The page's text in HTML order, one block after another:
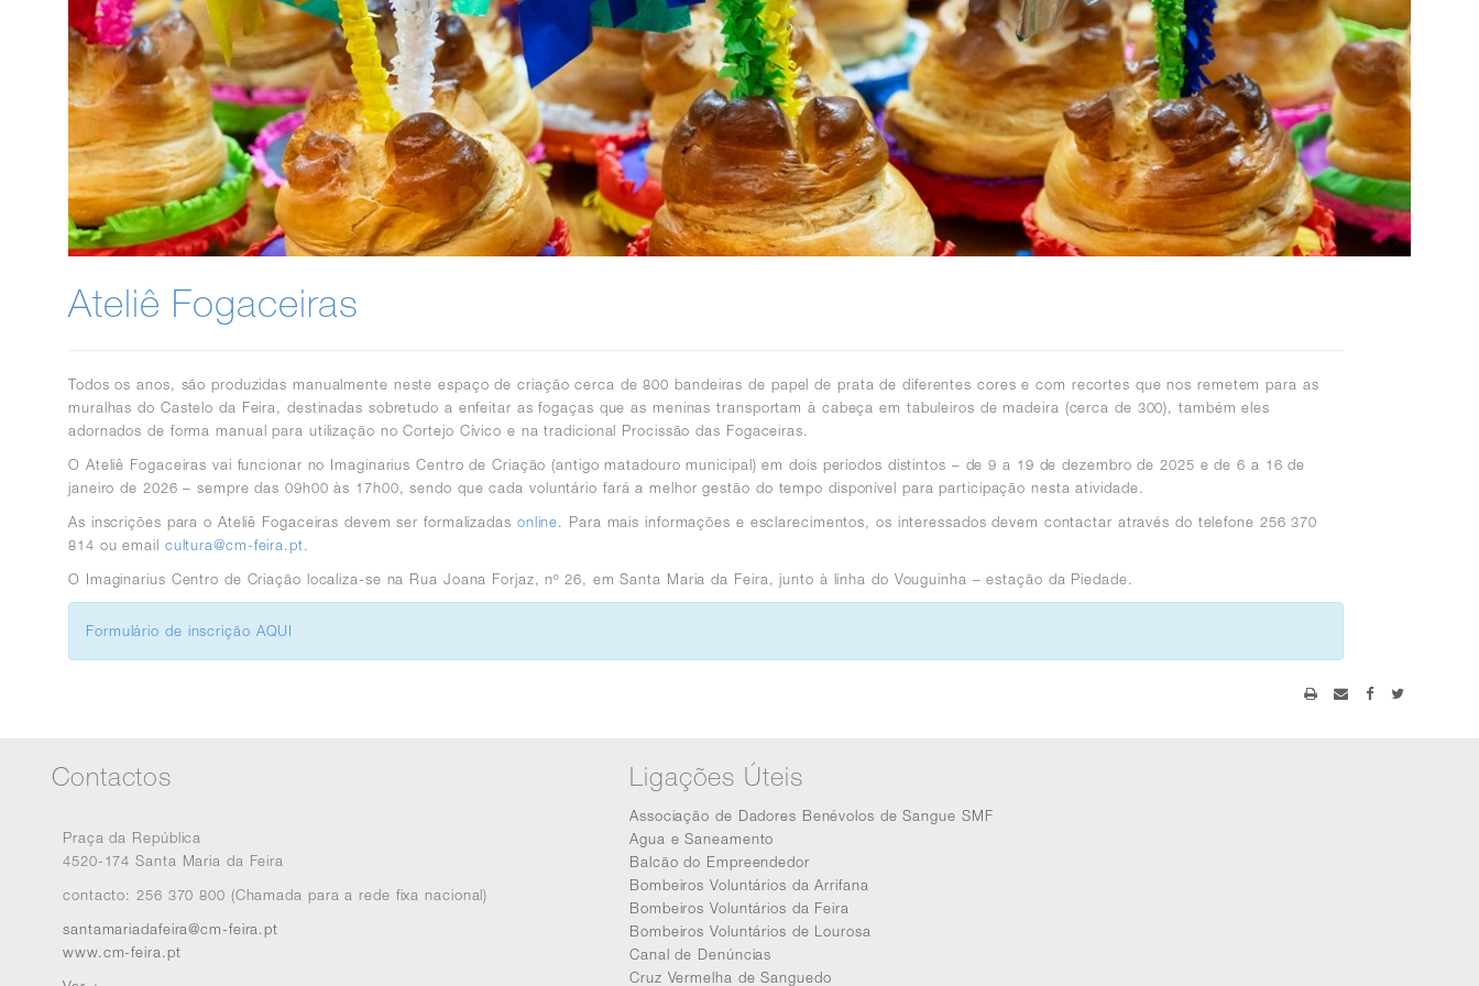
Ateliê Fogaceiras
Todos os anos, são produzidas manualmente neste espaço de criação cerca de 800 bandeiras de papel de prata de diferentes cores e com recortes que nos remetem para as
muralhas do Castelo da Feira, destinadas sobretudo a enfeitar as fogaças que as meninas transportam à cabeça em tabuleiros de madeira (cerca de 300), também eles
adornados de forma manual para utilização no Cortejo Cívico e na tradicional Procissão das Fogaceiras.
O Ateliê Fogaceiras vai funcionar no Imaginarius Centro de Criação (antigo matadouro municipal) em dois períodos distintos – de 9 a 19 de dezembro de 2025 e de 6 a 16 de
janeiro de 2026 – sempre das 09h00 às 17h00, sendo que cada voluntário fará a melhor gestão do tempo disponível para participação nesta atividade.
As inscrições para o Ateliê Fogaceiras devem ser formalizadas online. Para mais informações e esclarecimentos, os interessados devem contactar através do telefone 256 370
814 ou email cultura@cm-feira.pt.
O Imaginarius Centro de Criação localiza-se na Rua Joana Forjaz, nº 26, em Santa Maria da Feira, junto à linha do Vouguinha – estação da Piedade.
Formulário de inscrição AQUI
Contactos
Praça da República
4520-174 Santa Maria da Feira
contacto: 256 370 800 (Chamada para a rede fixa nacional)
santamariadafeira@cm-feira.pt
www.cm-feira.pt
Ligações Úteis
Associação de Dadores Benévolos de Sangue SMF
Agua e Saneamento
Balcão do Empreendedor
Bombeiros Voluntários da Arrifana
Bombeiros Voluntários da Feira
Bombeiros Voluntários de Lourosa
Canal de Denúncias
Cruz Vermelha de Sanguedo